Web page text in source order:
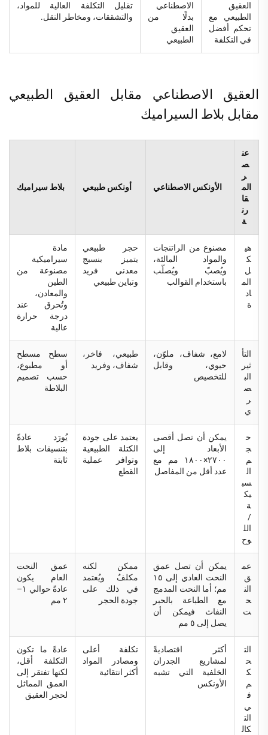
العقيق
الطبيعي مع
تحكم أفضل
في التكلفة
الاصطناعي
بدلًا من
العقيق
الطبيعي
تقليل التكلفة العالية للمواد،
والتشققات، ومخاطر النقل.
العقيق الاصطناعي مقابل العقيق الطبيعي
مقابل بلاط السيراميك
عن
ص
ر
الم
قا
رن
ة
الأونكس الاصطناعي أونكس طبيعي بلاط سيراميك
هي
ك
ل
الم
اد
ة
مصنوع من الراتنجات
والمواد المالئة،
ويُصبّ ويُصلّب
باستخدام القوالب
حجر طبيعي
يتميز بنسيج
معدني فريد
وتباين طبيعي
مادة
سيراميكية
مصنوعة من
الطين
والمعادن،
وتُحرق عند
درجة حرارة
عالية
التأ
ثير
الب
ص
ر
ي
لامع، شفاف، ملوّن،
حيوي، وقابل
للتخصيص
طبيعي، فاخر،
شفاف، وفريد
سطح مسطح
أو مطبوع،
حسب تصميم
البلاطة
ح
ج
م
ال
سب
يك
ة
/
الل
وح
يمكن أن تصل أقصى
الأبعاد إلى
٢٧٠٠×١٨٠٠ مم مع
عدد أقل من المفاصل
يعتمد على جودة
الكتلة الطبيعية
وتوافر عملية
القطع
يُورَد عادةً
بتنسيقات بلاط
ثابتة
عم
ق
الن
ح
ت
يمكن أن تصل عمق
النحت العادي إلى ١٥
مم؛ أما النحت المدمج
مع الطباعة بالحبر
النفاث فيمكن أن
يصل إلى ٥ مم
ممكن لكنه
مكلفٌ ويُعتمد
في ذلك على
جودة الحجر
عمق النحت
العام يكون
عادةً حوالي ١–
٢ مم
الت
ح
ك
م
ف
ي
الت
كال
أكثر اقتصاديةً
لمشاريع الجدران
الخلفية التي تشبه
الأونكس
تكلفة أعلى
ومصادر المواد
أكثر انتقائية
عادةً ما تكون
التكلفة أقل،
لكنها تفتقر إلى
العمق المماثل
لحجر العقيق